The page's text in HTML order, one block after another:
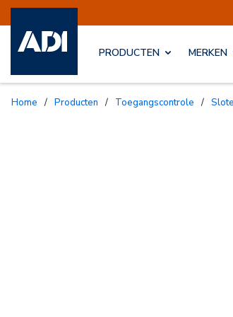
PRODUCTEN MERKEN
Home / Producten / Toegangscontrole /